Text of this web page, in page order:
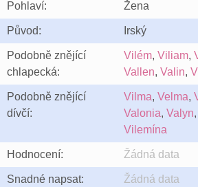
Pohlaví: Žena
Původ: Irský
Podobně znějící
chlapecká:
Vilém, Viliam,
Vallen, Valin,
Podobně znějící
dívčí:
Vilma, Velma,
Valonia, Valyn,
Vilemína
Hodnocení: Žádná data
Snadné napsat: Žádná data